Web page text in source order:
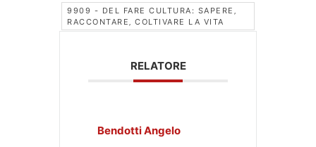
9909 - DEL FARE CULTURA: SAPERE‚
RACCONTARE‚ COLTIVARE LA VITA
RELATORE
Bendotti Angelo